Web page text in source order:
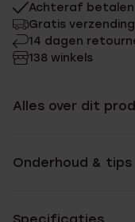
Achteraf betalen
Gratis
14 dagen
138 winkels
Alles over dit
Onderhoud & tips